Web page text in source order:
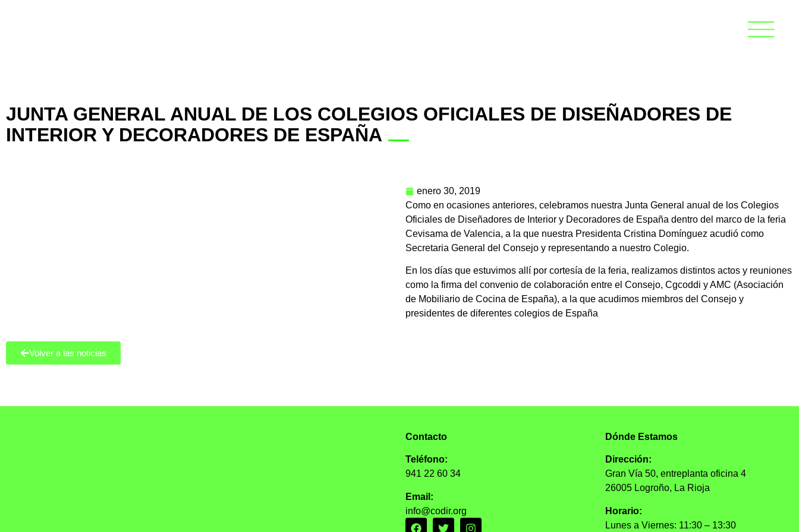
JUNTA GENERAL ANUAL DE LOS COLEGIOS OFICIALES DE DISEÑADORES DE
INTERIOR Y DECORADORES DE ESPAÑA
enero 30, 2019
Como en ocasiones anteriores, celebramos nuestra Junta General anual de los Colegios
Oficiales de Diseñadores de Interior y Decoradores de España dentro del marco de la feria
Cevisama de Valencia, a la que nuestra Presidenta Cristina Domínguez acudió como
Secretaria General del Consejo y representando a nuestro Colegio.
En los días que estuvimos allí por cortesía de la feria, realizamos distintos actos y reuniones
como la firma del convenio de colaboración entre el Consejo, Cgcoddi y AMC (Asociación
de Mobiliario de Cocina de España), a la que acudimos miembros del Consejo y
presidentes de diferentes colegios de España
Volver a las noticias
Contacto
Teléfono:
941 22 60 34
Email:
info@codir.org
Dónde Estamos
Dirección:
Gran Vía 50, entreplanta oficina 4
26005 Logroño, La Rioja
Horario:
Lunes a Viernes: 11:30 – 13:30